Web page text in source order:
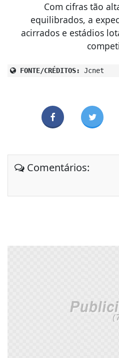
Com cifras tão
equilibrados, a
acirrados e estádios
FONTE/CRÉDITOS: Jcnet
Comentários: